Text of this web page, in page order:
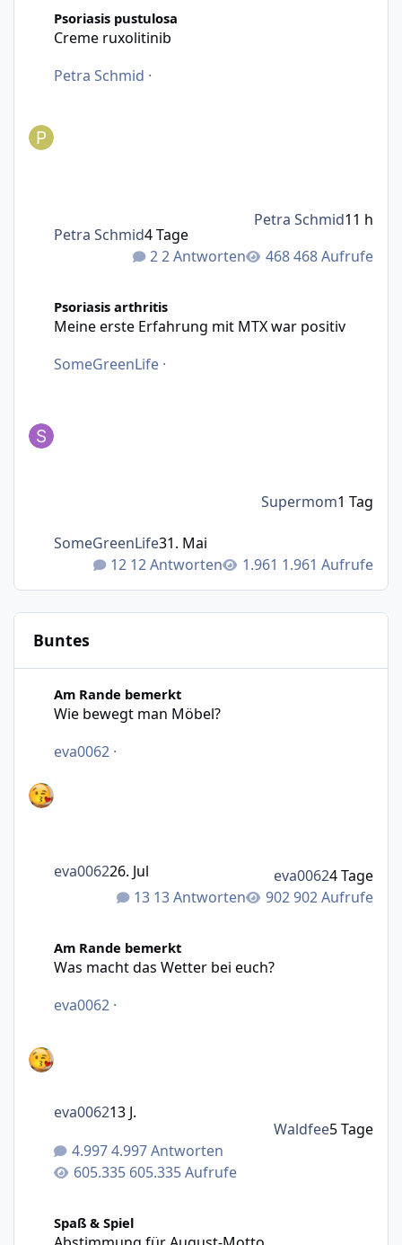
Psoriasis pustulosa
Creme ruxolitinib
Petra Schmid ·
2 Antworten 468 Aufrufe
Petra Schmid4 Tage
Petra Schmid11 h
Psoriasis arthritis
Meine erste Erfahrung mit MTX war positiv
SomeGreenLife ·
12 Antworten 1.961 Aufrufe
SomeGreenLife31. Mai
Supermom1 Tag
Buntes
Am Rande bemerkt
Wie bewegt man Möbel?
eva0062 ·
13 Antworten 902 Aufrufe
eva006226. Jul eva00624 Tage
Am Rande bemerkt
Was macht das Wetter bei euch?
eva0062 ·
4.997 Antworten
605.335 Aufrufe
eva006213 J.
Waldfee5 Tage
Spaß & Spiel